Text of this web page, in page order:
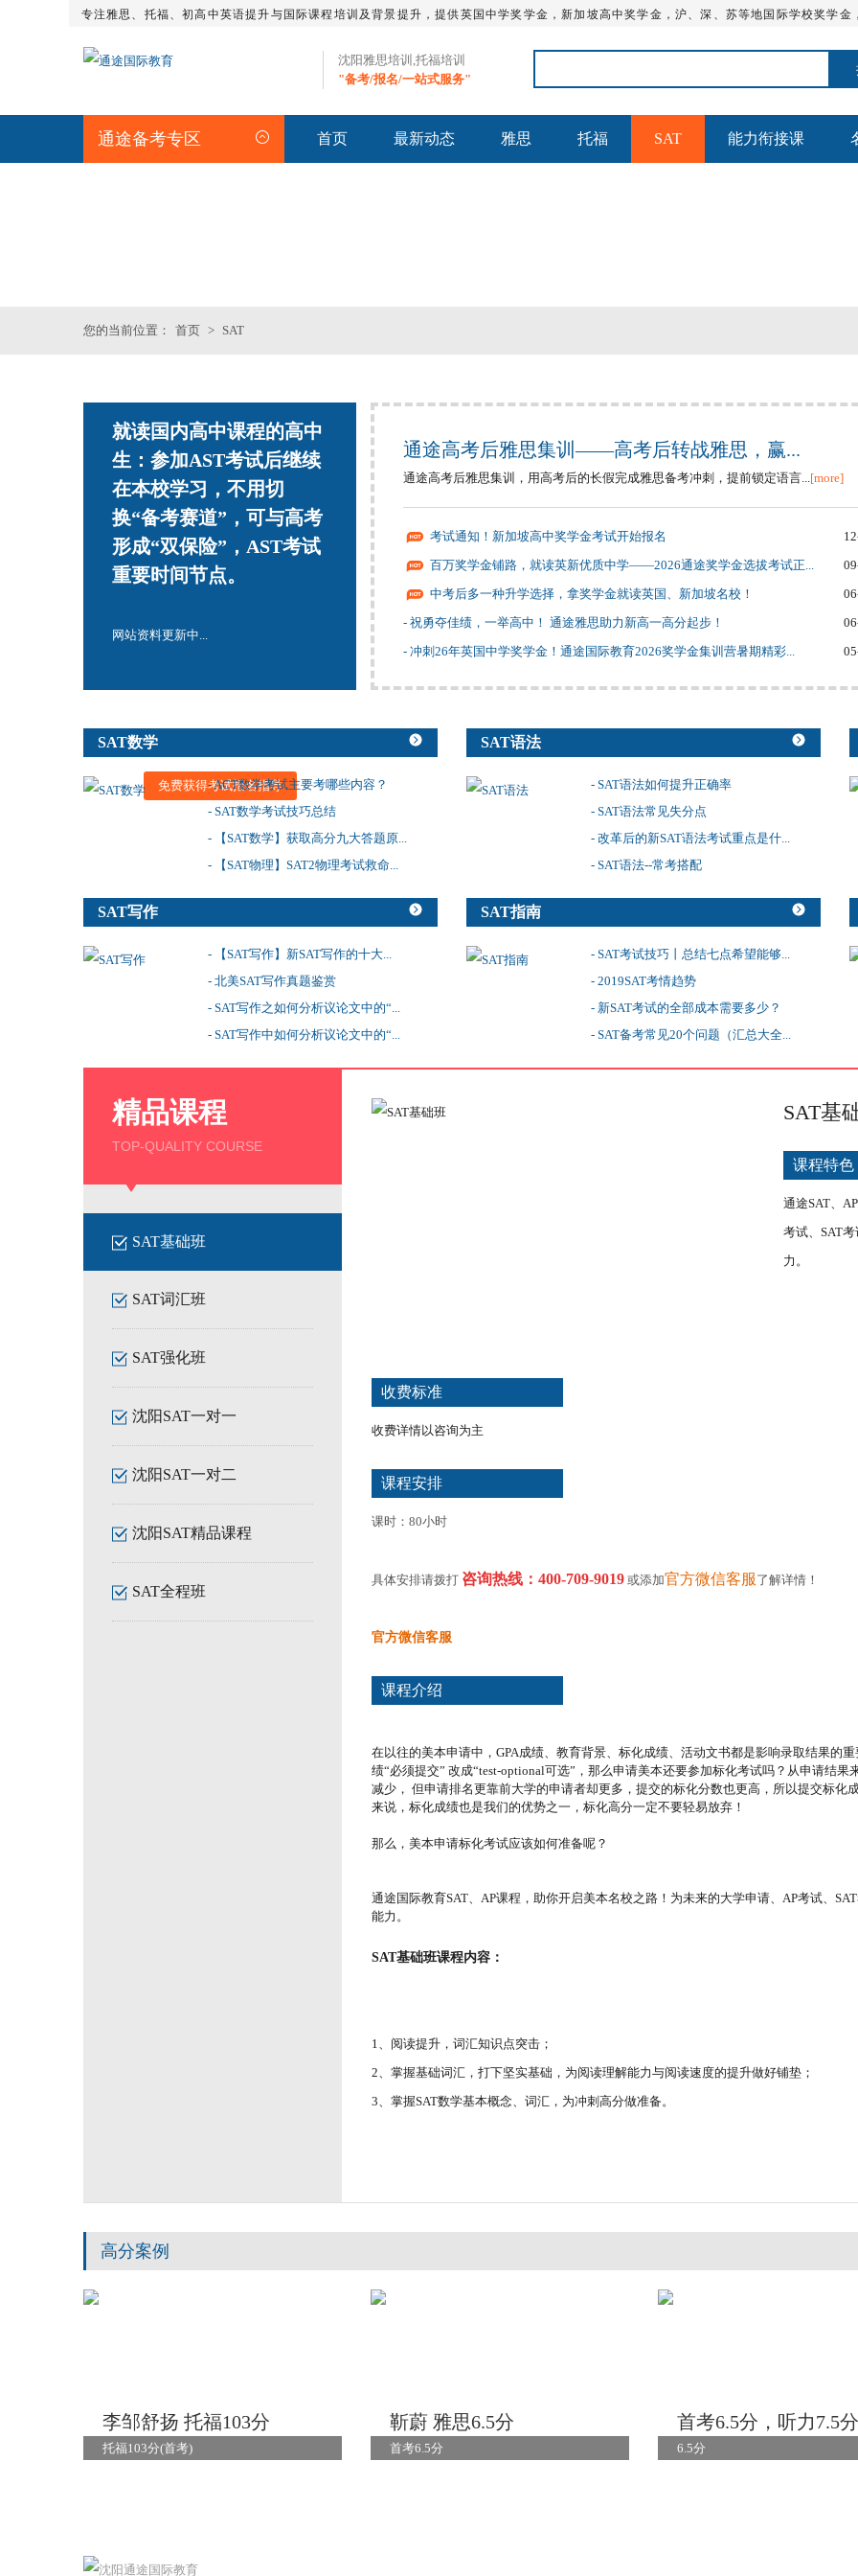
专注雅思、托福、初高中英语提升与国际课程培训及背景提升，提供英国中学奖学金，新加坡高中奖学金，沪、深、苏等地国际学校奖学
沈阳雅思培训,托福培训
"备考/报名/一站式服务"
通途备考专区 首页 最新动态 雅思 托福 SAT 能力衔接课
您的当前位置： 首页 > SAT
就读国内高中课程的高中
生：参加AST考试后继续
在本校学习，不用切
换“备考赛道”，可与高考
形成“双保险”，AST考试
重要时间节点。
网站资料更新中...
免费获得考试报名指导
通途高考后雅思集训——高考后转战雅思，赢...
通途高考后雅思集训，用高考后的长假完成雅思备考冲刺，提前锁定语言...[more]
考试通知！新加坡高中奖学金考试开始报名
百万奖学金铺路，就读英新优质中学——2026通途奖学金选拔考试正...
中考后多一种升学选择，拿奖学金就读英国、新加坡名校！
- 祝勇夺佳绩，一举高中！ 通途雅思助力新高一高分起步！
- 冲刺26年英国中学奖学金！通途国际教育2026奖学金集训营暑期精彩...
SAT数学
- ACT数学考试主要考哪些内容？
- SAT数学考试技巧总结
- 【SAT数学】获取高分九大答题原...
- 【SAT物理】SAT2物理考试救命...
SAT语法
- SAT语法如何提升正确率
- SAT语法常见失分点
- 改革后的新SAT语法考试重点是什...
- SAT语法--常考搭配
SAT写作
- 【SAT写作】新SAT写作的十大...
- 北美SAT写作真题鉴赏
- SAT写作之如何分析议论文中的“...
- SAT写作中如何分析议论文中的“...
SAT指南
- SAT考试技巧丨总结七点希望能够...
- 2019SAT考情趋势
- 新SAT考试的全部成本需要多少？
- SAT备考常见20个问题（汇总大全...
精品课程
TOP-QUALITY COURSE
SAT基础班
SAT词汇班
SAT强化班
沈阳SAT一对一
沈阳SAT一对二
沈阳SAT精品课程
SAT全程班
SAT基
课程特色
通途SAT、
考试、SAT
力。
收费标准
收费详情以咨询为主
课程安排
课时：80小时
具体安排请拨打 咨询热线：400-709-9019 或添加官方微信客服 了解详情！
官方微信客服
课程介绍
在以往的美本申请中，GPA成绩、教育背景、标化成绩、活动文书都是影响录取结果的
绩“必须提交” 改成“test-optional可选”，那么申请美本还要参加标化考试吗？从申请结
减少， 但申请排名更靠前大学的申请者却更多，提交的标化分数也更高，所以提交标化
来说，标化成绩也是我们的优势之一，标化高分一定不要轻易放弃！
那么，美本申请标化考试应该如何准备呢？
通途国际教育SAT、AP课程，助你开启美本名校之路！为未来的大学申请、AP考试、
能力。
SAT基础班课程内容：
1、阅读提升，词汇知识点突击；
2、掌握基础词汇，打下坚实基础，为阅读理解能力与阅读速度的提升做好铺垫；
3、掌握SAT数学基本概念、词汇，为冲刺高分做准备。
高分案例
李邹舒扬 托福103分
托福103分(首考)
靳蔚 雅思6.5分
首考6.5分
首考6.5分，听力7.5分
6.5分